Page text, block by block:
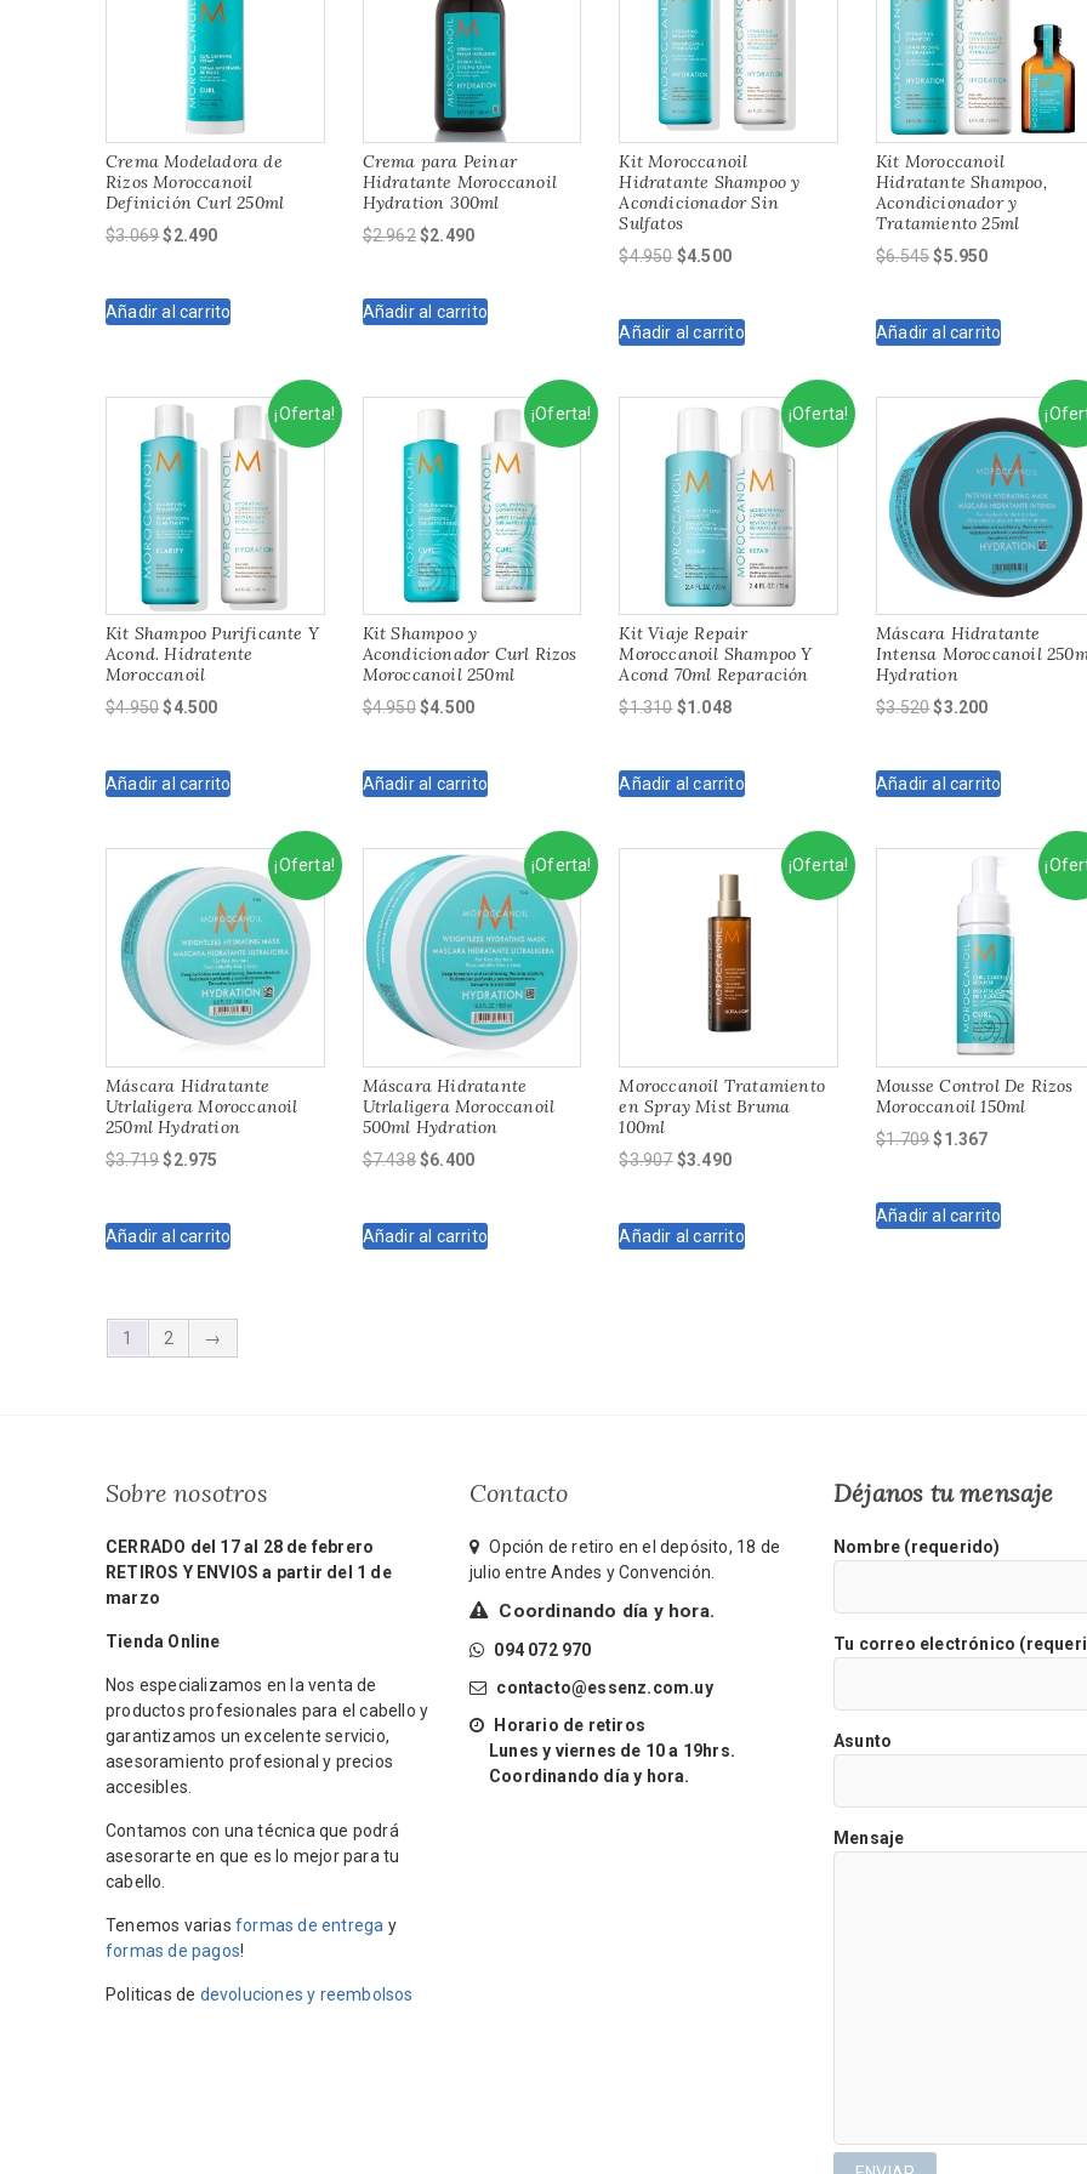
Crema Modeladora de
Rizos Moroccanoil
Definición Curl 250ml
$3.069El
era:
$2.490El
es:
Añadir al carrito
Crema para Peinar
Hidratante Moroccanoil
Hydration 300ml
$2.962El
era:
$2.490El
es:
Añadir al carrito
Kit Moroccanoil
Hidratante Shampoo y
Acondicionador Sin
Sulfatos
$4.950 El
era:
$4.500El
es:
Añadir al carrito
Kit Moroccanoil
Hidratante Shampoo,
Acondicionador y
Tratamiento 25ml
$6.545El
era:
$5.950El
es:
Añadir al carrito
¡Oferta!
Kit Shampoo Purificante Y
Acond. Hidratente
Moroccanoil
$4.950El
era:
$4.500El
es:
Añadir al carrito
¡Oferta!
Kit Shampoo y
Acondicionador Curl Rizos
Moroccanoil 250ml
$4.950El
era:
$4.500El
es:
Añadir al carrito
¡Oferta!
Kit Viaje Repair
Moroccanoil Shampoo Y
Acond 70ml Reparación
$1.310 El
era:
$1.048El
es:
Añadir al carrito
Máscara Hidratante
Intensa Moroccanoil
Hydration
$3.520El
era:
$3.200El
es:
Añadir al carrito
¡Oferta!
Máscara Hidratante
Utrlaligera Moroccanoil
250ml Hydration
$3.719El
era:
$2.975
es:
Añadir al carrito
¡Oferta!
Máscara Hidratante
Utrlaligera Moroccanoil
500ml Hydration
$7.438El
era:
$6.400El
es:
Añadir al carrito
¡Oferta!
Moroccanoil Tratamiento
en Spray Mist Bruma
100ml
$3.907 El
era:
$3.490El
es:
Añadir al carrito
Mousse Control De Rizos
Moroccanoil 150ml
$1.709El
era:
$1.367El
es:
Añadir al carrito
1 2 →
Sobre nosotros
CERRADO del 17 al 28 de febrero
RETIROS Y ENVIOS a partir del 1 de
marzo
Tienda Online
Nos especializamos en la venta de
productos profesionales para el cabello y
garantizamos un excelente servicio,
asesoramiento profesional y precios
accesibles.
Contamos con una técnica que podrá
asesorarte en que es lo mejor para tu
cabello.
Tenemos varias formas de entrega y
formas de pagos!
Politicas de devoluciones y reembolsos
Contacto
Opción de retiro en el depósito, 18 de
julio entre Andes y Convención.
Coordinando día y hora.
094 072 970
contacto@essenz.com.uy
Horario de retiros
Lunes y viernes de 10 a 19hrs.
Coordinando día y hora.
Déjanos tu mensaje
Nombre (requerido)
Tu correo electrónico
Asunto
Mensaje